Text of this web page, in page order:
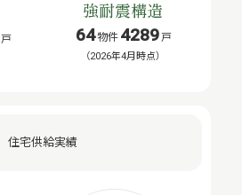
戸
強耐震構造
64物件 4289戸
（2026年4月時点）
住宅供給実績